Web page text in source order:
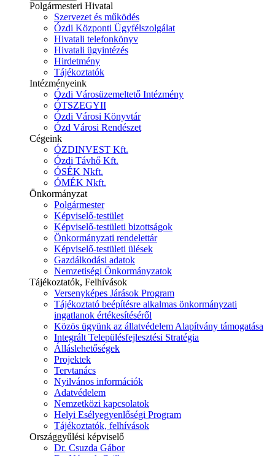
Polgármesteri Hivatal
Szervezet és működés
Ózdi Központi Ügyfélszolgálat
Hivatali telefonkönyv
Hivatali ügyintézés
Hirdetmény
Tájékoztatók
Intézményeink
Ózdi Városüzemeltető Intézmény
ÓTSZEGYII
Ózdi Városi Könyvtár
Ózd Városi Rendészet
Cégeink
ÓZDINVEST Kft.
Ózdi Távhő Kft.
ÓSÉK Nkft.
ÓMÉK Nkft.
Önkormányzat
Polgármester
Képviselő-testület
Képviselő-testületi bizottságok
Önkormányzati rendelettár
Képviselő-testületi ülések
Gazdálkodási adatok
Nemzetiségi Önkormányzatok
Tájékoztatók, Felhívások
Versenyképes Járások Program
Tájékoztató beépítésre alkalmas önkormányzati
ingatlanok értékesítéséről
Közös ügyünk az állatvédelem Alapítvány támogatása
Integrált Településfejlesztési Stratégia
Álláslehetőségek
Projektek
Tervtanács
Nyilvános információk
Adatvédelem
Nemzetközi kapcsolatok
Helyi Esélyegyenlőségi Program
Tájékoztatók, felhívások
Országgyűlési képviselő
Dr. Csuzda Gábor